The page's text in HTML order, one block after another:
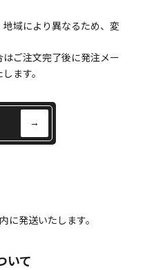
域により異なるため、変
ご注文完了後に発注メー
ます。
→
に発送いたします。
いて